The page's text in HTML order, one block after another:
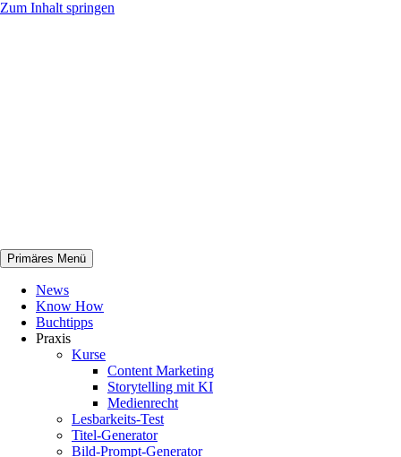
Zum Inhalt springen
netknowhow
Primäres Menü
News
Know How
Buchtipps
Praxis
Kurse
Content Marketing
Storytelling mit KI
Medienrecht
Lesbarkeits-Test
Titel-Generator
Bild-Prompt-Generator